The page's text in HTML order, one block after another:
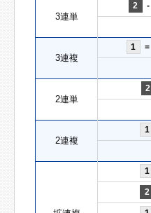
3連単
2 -
3連複
1 =
2連単
2
2連複
1
1
2